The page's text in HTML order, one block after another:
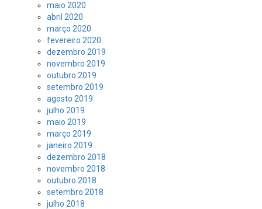
maio 2020
abril 2020
março 2020
fevereiro 2020
dezembro 2019
novembro 2019
outubro 2019
setembro 2019
agosto 2019
julho 2019
maio 2019
março 2019
janeiro 2019
dezembro 2018
novembro 2018
outubro 2018
setembro 2018
julho 2018